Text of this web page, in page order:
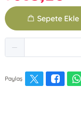
Sepete Ekle
Paylaş